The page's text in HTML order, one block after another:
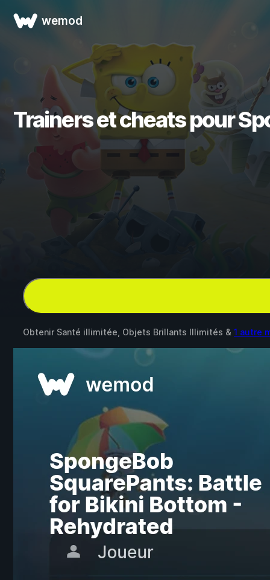
wemod
Trainers et cheats pour
Obtenir Santé illimitée, Objets Brillants Illimités & 1 autre